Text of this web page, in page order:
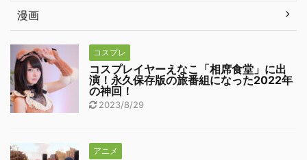
漫画
コスプレ
コスプレイヤーえなこ「相席食堂」に出
演！永久保存版の旅番組になった2022年
の神回！
2023/8/29
アニメ